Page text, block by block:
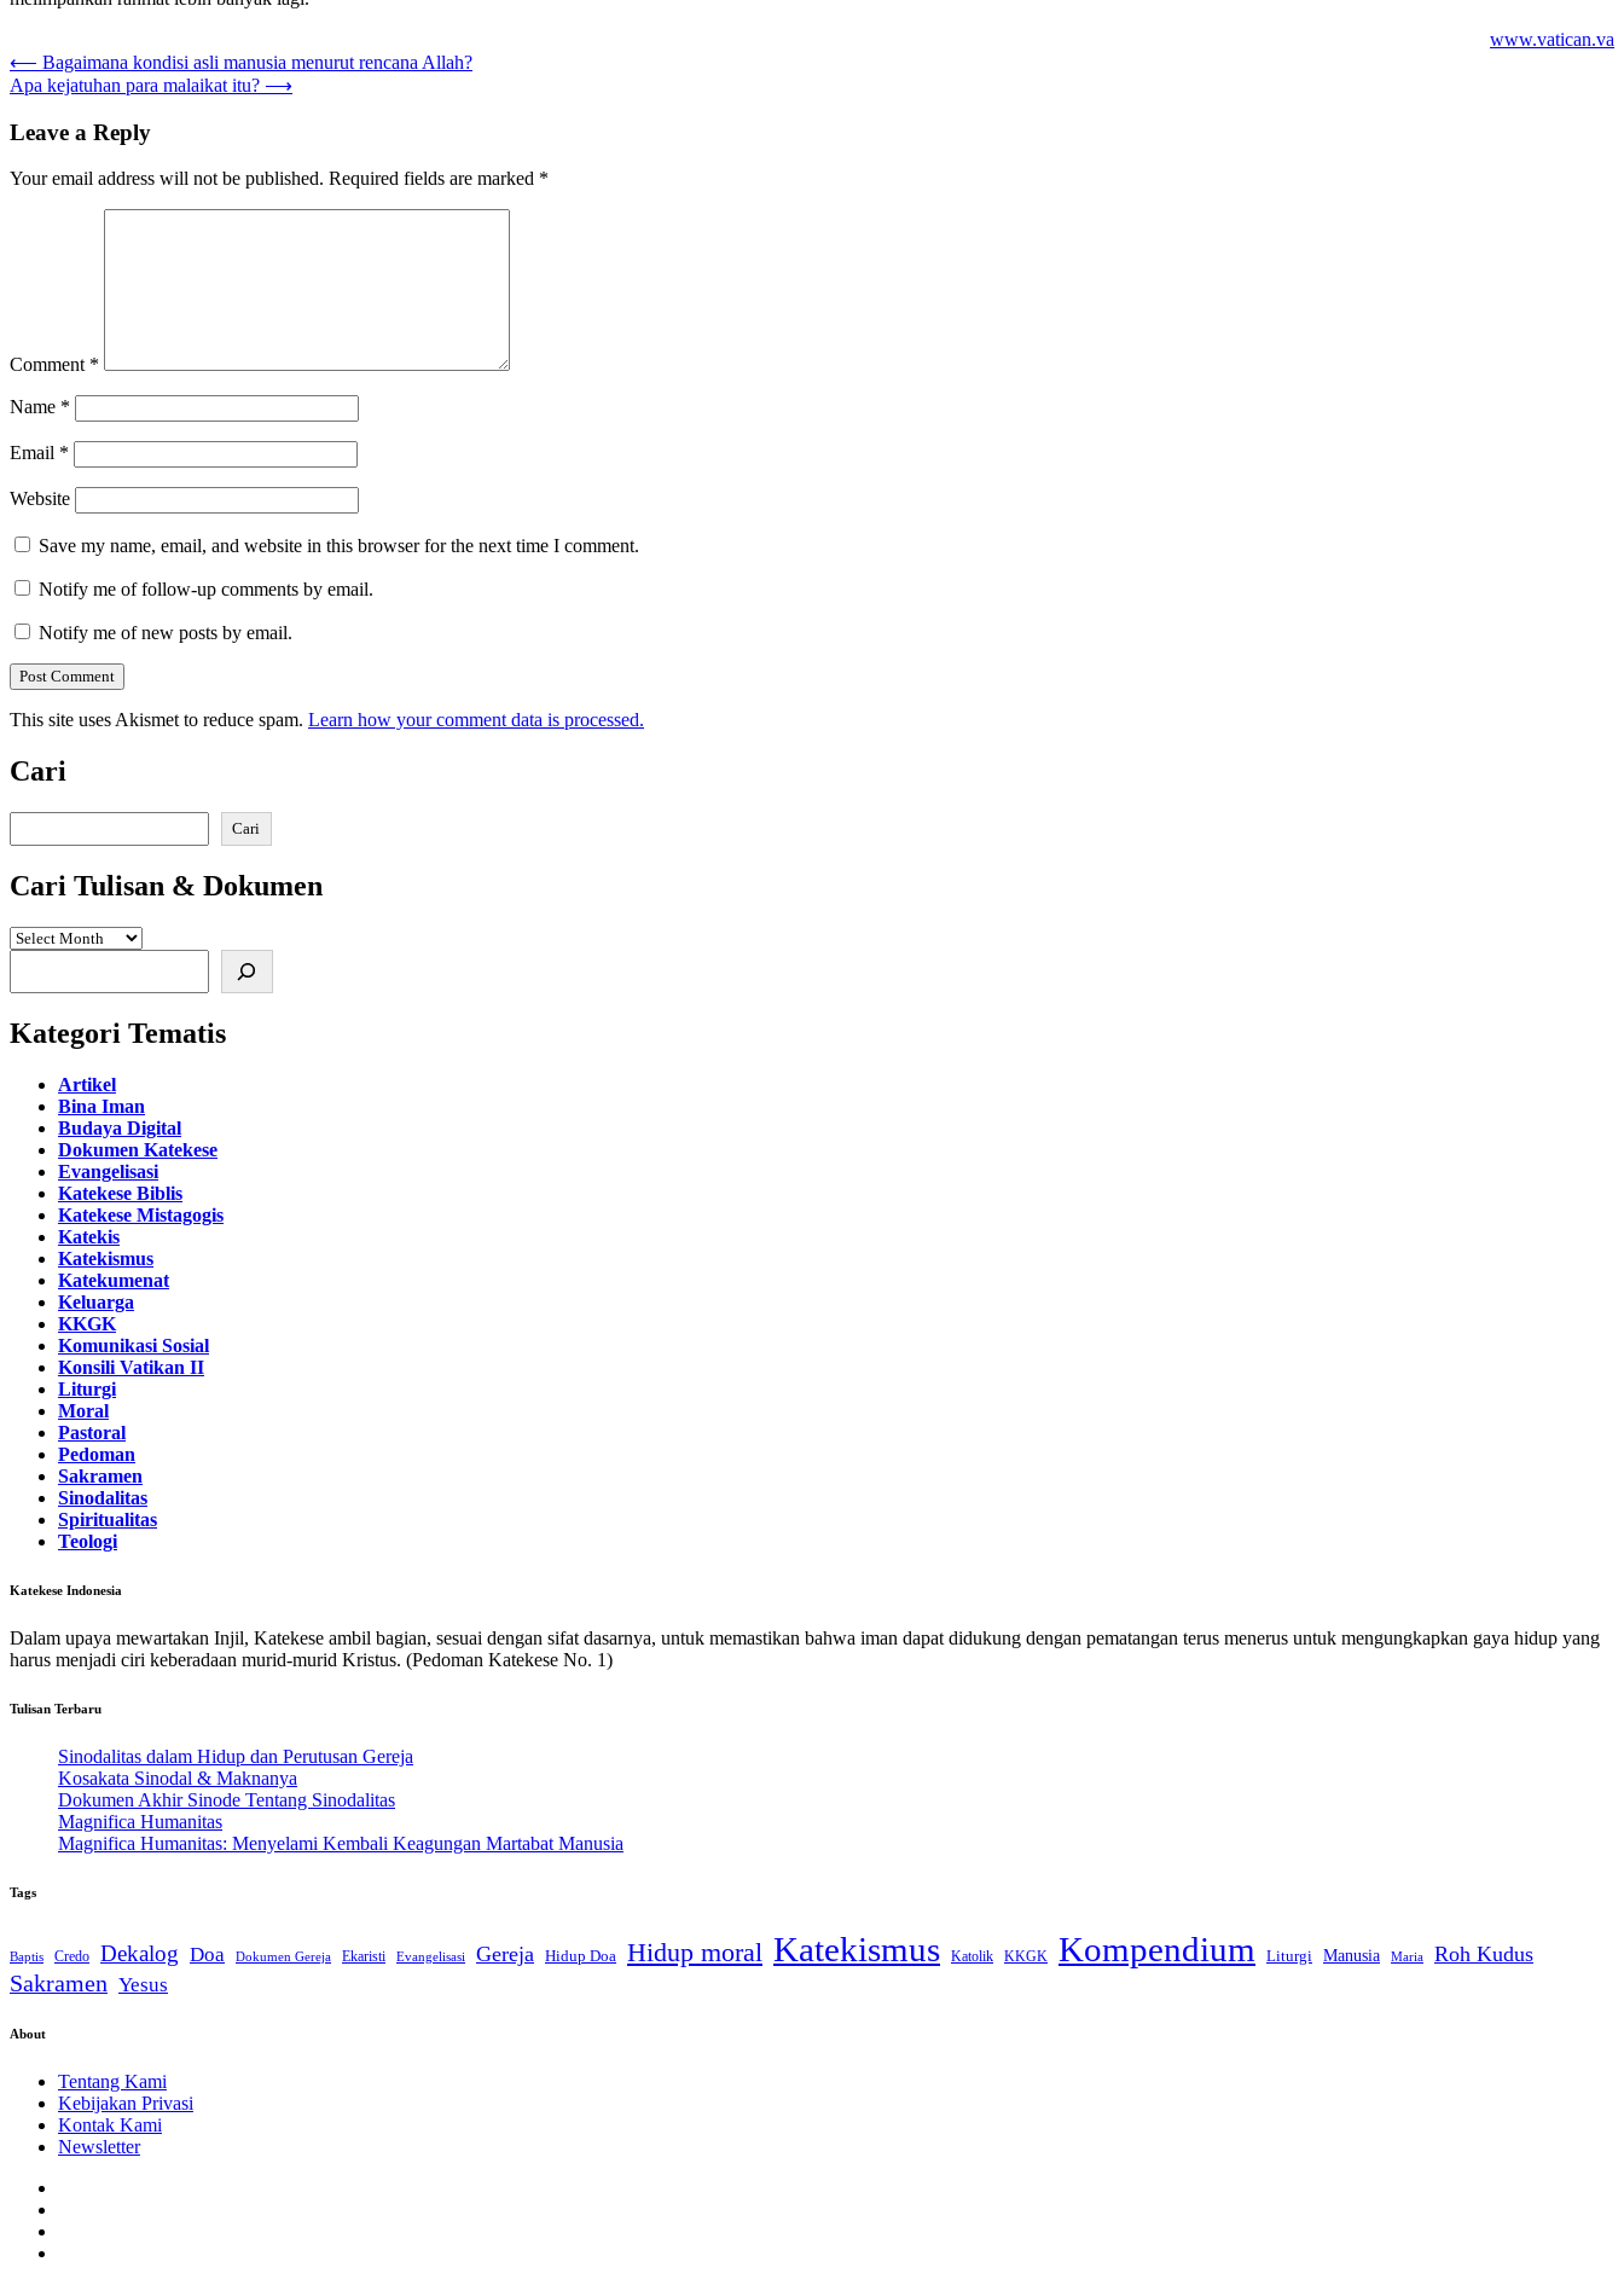
www.vatican.va
Post
navigation
⟵ Bagaimana kondisi asli manusia menurut rencana Allah?
Apa kejatuhan para malaikat itu? ⟶
Leave a Reply
Your email address will not be published. Required fields are marked *
Comment *
Name *
Email *
Website
Save my name, email, and website in this browser for the next time I comment.
Notify me of follow-up comments by email.
Notify me of new posts by email.
This site uses Akismet to reduce spam. Learn how your comment data is processed.
Cari
Cari
Cari Tulisan & Dokumen
Kategori Tematis
Artikel
Bina Iman
Budaya Digital
Dokumen Katekese
Evangelisasi
Katekese Biblis
Katekese Mistagogis
Katekis
Katekismus
Katekumenat
Keluarga
KKGK
Komunikasi Sosial
Konsili Vatikan II
Liturgi
Moral
Pastoral
Pedoman
Sakramen
Sinodalitas
Spiritualitas
Teologi
Katekese Indonesia
Dalam upaya mewartakan Injil, Katekese ambil bagian, sesuai dengan sifat dasarnya, untuk memastikan bahwa iman dapat didukung dengan pematangan terus menerus untuk mengungkapkan gaya hidup yang
harus menjadi ciri keberadaan murid-murid Kristus. (Pedoman Katekese No. 1)
Tulisan Terbaru
Sinodalitas dalam Hidup dan Perutusan Gereja
Kosakata Sinodal & Maknanya
Dokumen Akhir Sinode Tentang Sinodalitas
Magnifica Humanitas
Magnifica Humanitas: Menyelami Kembali Keagungan Martabat Manusia
Tags
Baptis Credo Dekalog Doa Dokumen Gereja Ekaristi Evangelisasi Gereja Hidup Doa Hidup moral Katekismus Katolik KKGK Kompendium Liturgi Manusia Maria Roh Kudus
Sakramen Yesus
About
Tentang Kami
Kebijakan Privasi
Kontak Kami
Newsletter